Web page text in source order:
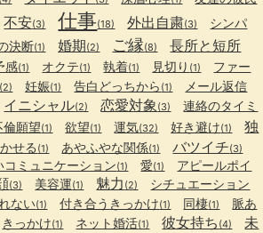
不安(3) 仕事(18) 外出自粛(3)
シンパ
決断(1) 婚期(2) ご縁(8) 長所と短所
感(1) オクテ(1) 執着(1) 見切り (1)
ファー
(2) 妊娠(1) 告白どっちから (1) メール返信
イニシャル(2) 恋愛対象(3)
連絡のタイミ
倫願望(1) 欲望(1) 運気(32) 好き避け(1)
独
せる (1) あやふやな関係(1) バツイチ(3)
コミュニケーション(1) 愛(1)
アピールポイ
(3) 美容運(1) 魅力 (2) シチュエーション
ない(1) 付き合うきっかけ(1) 同棲(1)
脈あ
きっかけ(1) ネット婚活(1) 彼女持ち (4)
未